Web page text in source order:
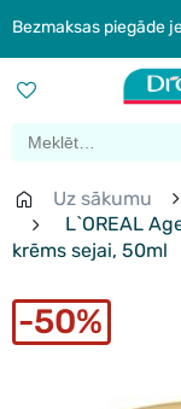
Bezmaksas piegāde
Uz sākumu
L`OREAL
krēms sejai, 50ml
50%